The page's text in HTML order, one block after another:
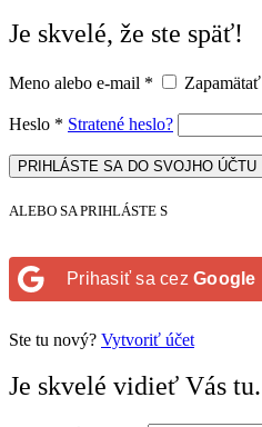
Je skvelé, že ste späť!
Meno alebo e-mail * Zapamätať
Heslo * Stratené heslo?
PRIHLÁSTE SA DO SVOJHO ÚČTU
ALEBO SA PRIHLÁSTE S
Prihasiť sa cez Google
Ste tu nový? Vytvoriť účet
Je skvelé vidieť Vás tu.